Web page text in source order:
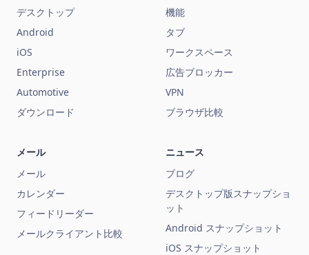
デスクトップ
Android
iOS
Enterprise
Automotive
ダウンロード
機能
タブ
ワークスペース
広告ブロッカー
VPN
ブラウザ比較
メール
メール
カレンダー
フィードリーダー
メールクライアント比較
ニュース
ブログ
デスクトップ版スナップショ
ット
Android スナップショット
iOS スナップショット